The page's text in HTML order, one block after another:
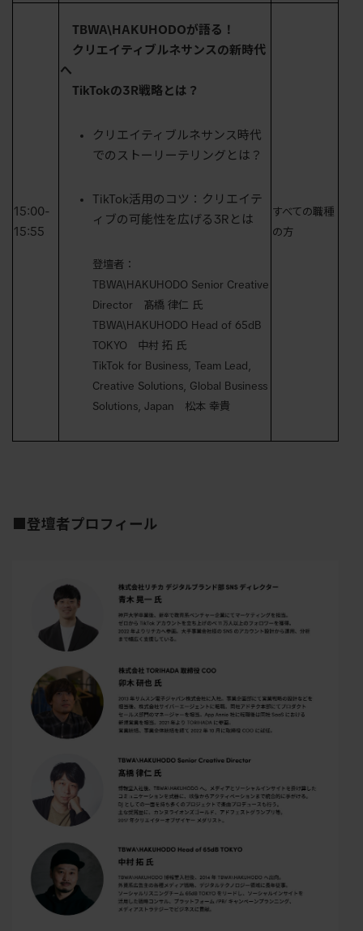
15:00-
15:55
TBWA\HAKUHODOが語る！
クリエイティブルネサンスの新時代
へ
TikTokの3R戦略とは？
クリエイティブルネサンス時代
での ストーリー テリングとは？
TikTok活用のコツ：クリエイテ
ィブの可能性を広げる3Rとは
登壇者：
TBWA\HAKUHODO Senior Creative
Director 髙橋 律仁 氏
TBWA\HAKUHODO Head of 65dB
TOKYO 中村 拓 氏
TikTok for Business, Team Lead,
Creative Solutions, Global Business
Solutions, Japan 松本 幸貴
すべての職種
の方
■登壇者プロフィール